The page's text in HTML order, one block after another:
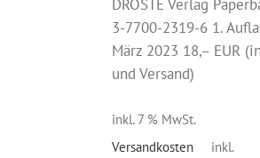
DROSTE Verlag
3-7700-2319-6 1.
März 2023 18,– EUR
und Versand)
inkl. 7 % MwSt.
inkl.
Versandkosten